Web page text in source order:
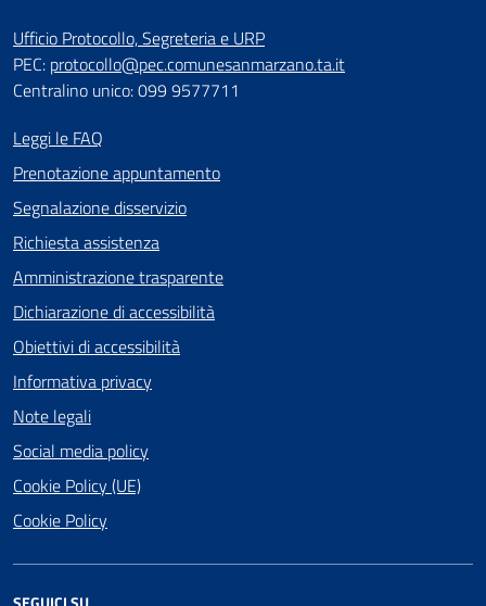
Ufficio Protocollo, Segreteria e URP
PEC: protocollo@pec.comunesanmarzano.ta.it
Centralino unico: 099 9577711
Leggi le FAQ
Prenotazione appuntamento
Segnalazione disservizio
Richiesta assistenza
Amministrazione trasparente
Dichiarazione di accessibilità
Obiettivi di accessibilità
Informativa privacy
Note legali
Social media policy
Cookie Policy (UE)
Cookie Policy